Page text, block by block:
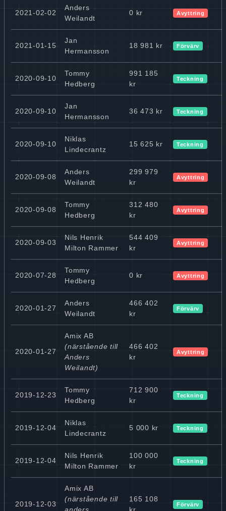
2021-02-02
Anders
Weilandt
0 kr Avyttring
2021-01-15
Jan
Hermansson
18 981 kr Förvärv
2020-09-10
Tommy
Hedberg
991 185
kr
Teckning
2020-09-10
Jan
Hermansson
36 473 kr Teckning
2020-09-10
Niklas
Lindecrantz
15 625 kr Teckning
2020-09-08
Anders
Weilandt
299 979
kr
Avyttring
2020-09-08
Tommy
Hedberg
312 480
kr
Avyttring
2020-09-03
Nils Henrik
Milton Rammer
544 409
kr
Avyttring
2020-07-28
Tommy
Hedberg
0 kr Avyttring
2020-01-27
Anders
Weilandt
466 402
kr
Förvärv
2020-01-27
Amix AB
(närstående till
Anders
Weilandt)
466 402
kr
Avyttring
2019-12-23
Tommy
Hedberg
712 900
kr
Teckning
2019-12-04
Niklas
Lindecrantz
5 000 kr Teckning
2019-12-04
Nils Henrik
Milton Rammer
100 000
kr
Teckning
2019-12-03
Amix AB
(närstående till
165 108
Förvärv